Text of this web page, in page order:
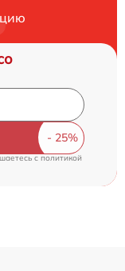
cполитикой